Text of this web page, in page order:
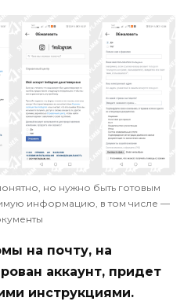
но нужно быть готовым
информацию, в том числе —
на почту, на
аккаунт, придет
инструкциями.